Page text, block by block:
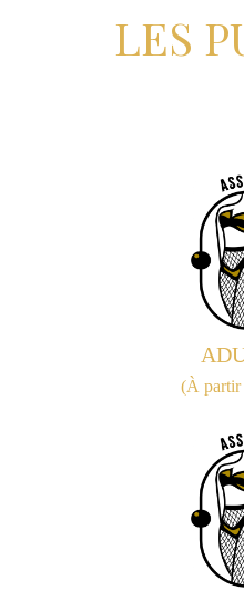
LES
(À partir